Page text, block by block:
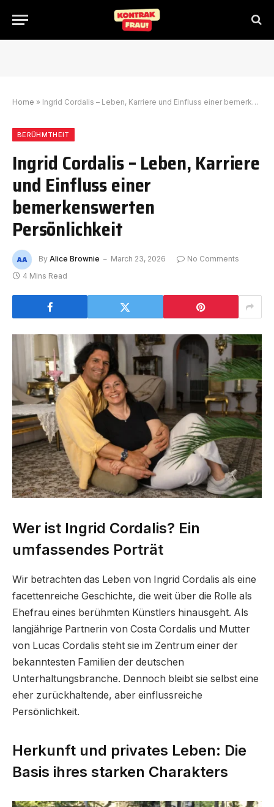
Home » Ingrid Cordalis – Leben, Karriere und Einfluss einer bemerkenswerten Persönlichkeit
BERÜHMTHEIT
Ingrid Cordalis – Leben, Karriere
und Einfluss einer
bemerkenswerten
Persönlichkeit
By Alice Brownie March 23, 2026
No Comments
4 Mins Read
Wer ist Ingrid Cordalis? Ein
umfassendes Porträt
Wir betrachten das Leben von Ingrid Cordalis als eine
facettenreiche Geschichte, die weit über die Rolle als
Ehefrau eines berühmten Künstlers hinausgeht. Als
langjährige Partnerin von Costa Cordalis und Mutter
von Lucas Cordalis steht sie im Zentrum einer der
bekanntesten Familien der deutschen
Unterhaltungsbranche. Dennoch bleibt sie selbst eine
eher zurückhaltende, aber einflussreiche
Persönlichkeit.
Herkunft und privates Leben: Die
Basis ihres starken Charakters